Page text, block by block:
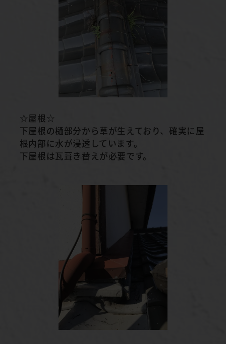
☆屋根☆
下屋根の樋部分から草が生えており、確実に屋
根内部に水が浸透しています。
下屋根は瓦葺き替えが必要です。